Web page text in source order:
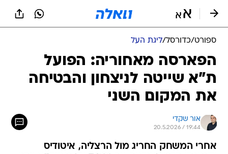
ספורט/כדורסל/ליגת העל
הפארסה מאחוריה: הפועל
ת"א שייטה לניצחון והבטיחה
את המקום השני
אור שקדי
20.5.2026 / 19:44
אחרי המשחק החריג מול הרצליה, איטודיס